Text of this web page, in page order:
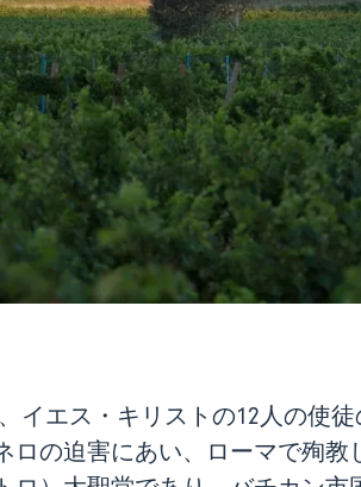
イエス・キリストの12人の使
ロの迫害にあい、ローマで殉教